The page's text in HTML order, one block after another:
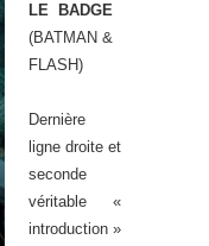
LE BADGE
(BATMAN &
FLASH)
Dernière
ligne droite et
seconde
véritable «
introduction »